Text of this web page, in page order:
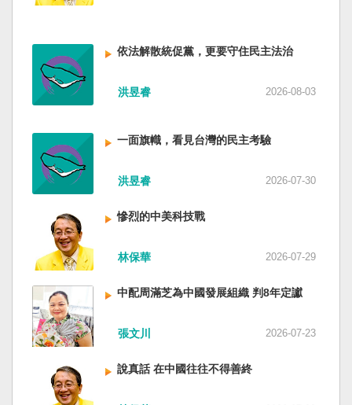
依法解散統促黨，更要守住民主法治
洪昱睿 2026-08-03
一面旗幟，看見台灣的民主考驗
洪昱睿 2026-07-30
慘烈的中美科技戰
林保華 2026-07-29
中配周滿芝為中國發展組織 判8年定讞
張文川 2026-07-23
說真話 在中國往往不得善終